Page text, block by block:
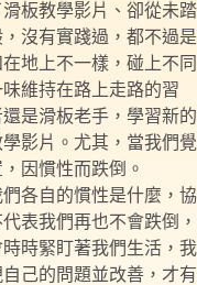
板教學影片、卻從未踏
沒有實踐過，都不過是
地上不一樣，碰上不同
維持在路上走路的習
是滑板老手，學習新的
影片。尤其，當我們覺
因慣性而跌倒。
各自的慣性是什麼，協
表我們再也不會跌倒，
時緊盯著我們生活，我
己的問題並改善，才有